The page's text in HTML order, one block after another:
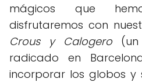
mágicos que
disfrutaremos con
Crous y Calogero
radicado en
incorporar los globos y